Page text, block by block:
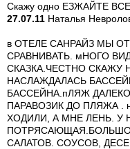
Скажу одно ЕЗЖАЙТЕ
27.07.11 Наталья
в ОТЕЛЕ САНРАЙЗ МЫ
СРАВНИВАТЬ. мНОГО
СКАЗКА.ЧЕСТНО СКАЖУ
НАСЛАЖДАЛАСЬ
БАССЕЙНА.пЛЯЖ
ПАРАВОЗИК ДО ПЛЯЖА .
ХОДИЛИ, А МНЕ ЛЕНЬ. У
САЛАТОВ. СОУСОВ,